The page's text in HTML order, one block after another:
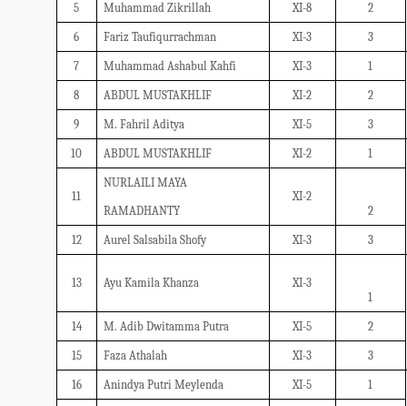
5 Muhammad Zikrillah XI-8 2
6 Fariz Taufiqurrachman XI-3 3
7 Muhammad Ashabul Kahfi XI-3 1
8 ABDUL MUSTAKHLIF XI-2 2
9 M. Fahril Aditya XI-5 3
10 ABDUL MUSTAKHLIF XI-2 1
11
NURLAILI MAYA
RAMADHANTY
XI-2
2
12 Aurel Salsabila Shofy XI-3 3
13 Ayu Kamila Khanza
XI-3
1
14 M. Adib Dwitamma Putra XI-5 2
15 Faza Athalah XI-3 3
16 Anindya Putri Meylenda XI-5 1